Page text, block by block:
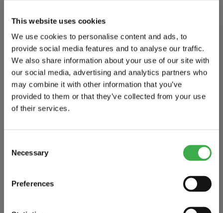
This website uses cookies
We use cookies to personalise content and ads, to
provide social media features and to analyse our traffic.
We also share information about your use of our site with
our social media, advertising and analytics partners who
may combine it with other information that you’ve
provided to them or that they’ve collected from your use
of their services.
Selection
Necessary
Preferences
modell som passar perfekt att trycka sin egen logga på.
MATERIAL:
97% Bomull och 3% Elastan
STORLEKAR:
Grå, Svart